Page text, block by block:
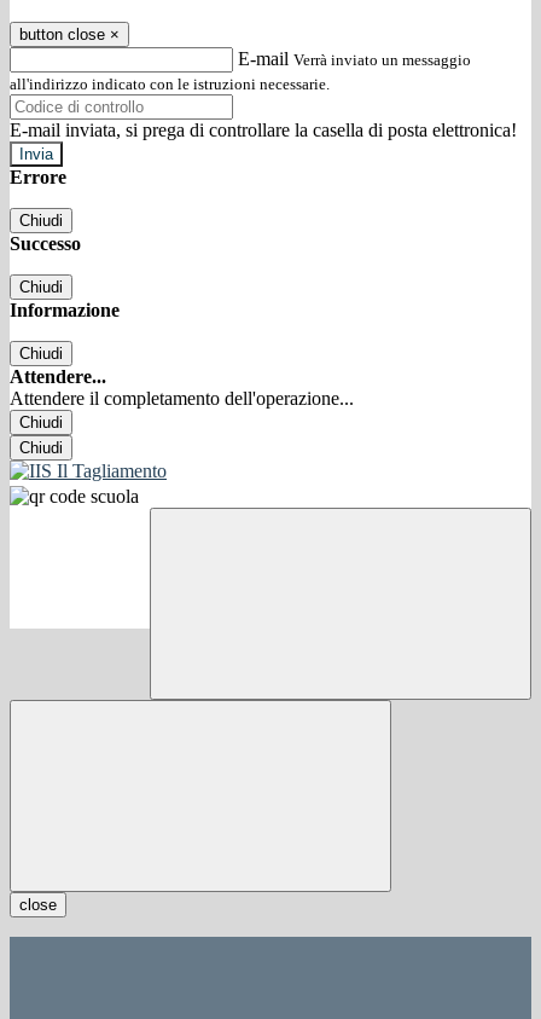
button close ×
E-mail Verrà inviato un messaggio
all'indirizzo indicato con le istruzioni necessarie.
E-mail inviata, si prega di controllare la casella di posta elettronica!
Errore
Chiudi
Successo
Chiudi
Informazione
Chiudi
Attendere...
Attendere il completamento dell'operazione...
Chiudi
Chiudi
close